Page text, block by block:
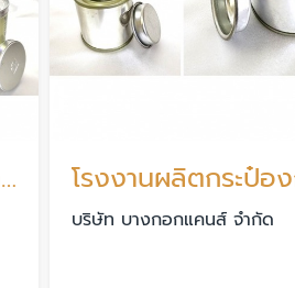
กระป๋องคลอลาเจน ราคาโรงงาน
บริษัท บางกอกแคนส์ จำกัด